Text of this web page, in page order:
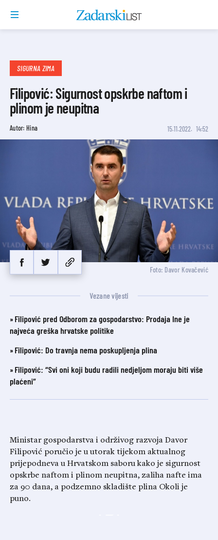
SIGURNA ZIMA
Filipović: Sigurnost opskrbe naftom i
plinom je neupitna
Autor: Hina 15.11.2022. 14:52
Foto: Davor Kovačević
Vezane vijesti
Filipović pred Odborom za gospodarstvo: Prodaja Ine je
najveća greška hrvatske politike
Filipović: Do travnja nema poskupljenja plina
Filipović: “Svi oni koji budu radili nedjeljom moraju biti više
plaćeni”
Ministar gospodarstva i održivog razvoja Davor
Filipović poručio je u utorak tijekom aktualnog
prijepodneva u Hrvatskom saboru kako je sigurnost
opskrbe naftom i plinom neupitna, zaliha nafte ima
za 90 dana, a podzemno skladište plina Okoli je
puno.